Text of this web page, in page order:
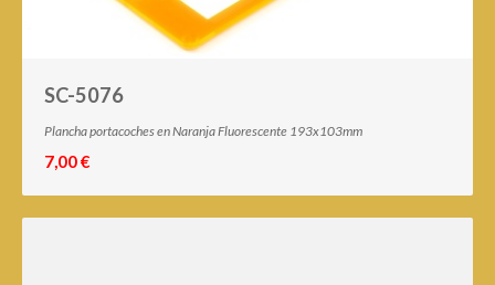
SC-5076
Plancha portacoches en Naranja Fluorescente 193x103mm
7,00 €